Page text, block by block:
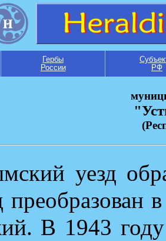
Гербы
России
РФ
уезд
В 1943